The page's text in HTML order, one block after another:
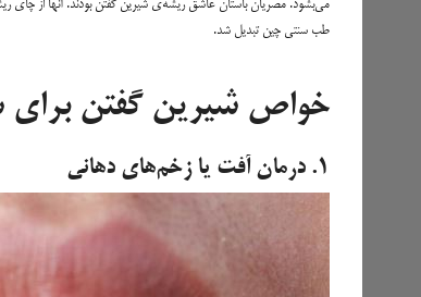
می‌بشود. مصریان باستان عاشق ریشه‌ی شیرین گفتن بودند. آنها از چای
طب سنتی چین تبدیل شد.
خواص شیرین گفتن برای
۱. درمان آفت یا زخم‌های دهانی